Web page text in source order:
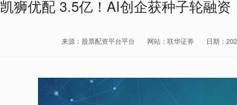
凯狮优配 3.5亿！AI创企获种子轮融
来源：股票配资平台平台 网站：联华证券 日期：